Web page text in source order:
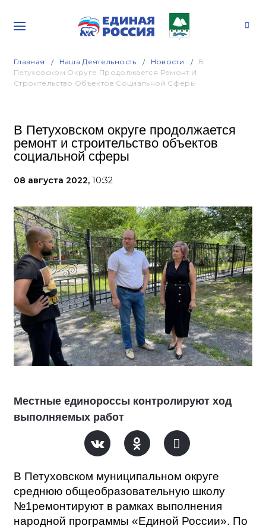
Главная Наша Деятельность Новости
В
Петуховском Округе Продолжается Ремонт И
Строительство Объектов Социальной Сферы
В Петуховском округе продолжается
ремонт и строительство объектов
социальной сферы
08 августа 2022, 10:32
Местные единороссы контролируют ход
выполняемых работ
В Петуховском муниципальном округе
среднюю общеобразовательную школу
№1ремонтируют в рамках выполнения
народной программы «Единой России». По